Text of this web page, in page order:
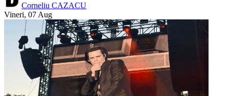
Corneliu CAZACU
Vineri, 07 Aug